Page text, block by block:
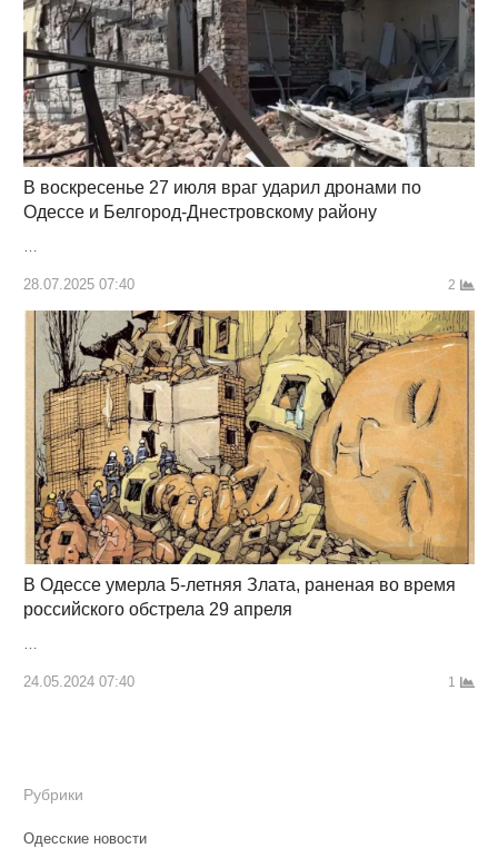
В воскресенье 27 июля враг ударил дронами по
Одессе и Белгород-Днестровскому району
28.07.2025 07:40 2
В Одессе умерла 5-летняя Злата, раненая во время
российского обстрела 29 апреля
…
24.05.2024 07:40 1
Рубрики
Одесские новости